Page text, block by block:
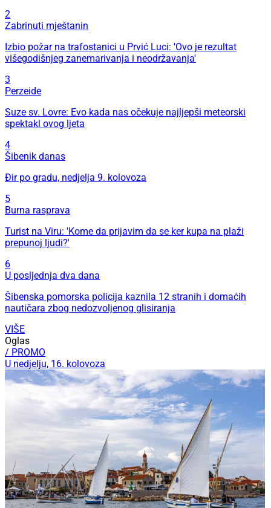
2
Zabrinuti mještanin
Izbio požar na trafostanici u Prvić Luci: 'Ovo je rezultat
višegodišnjeg zanemarivanja i neodržavanja'
3
Perzeide
Suze sv. Lovre: Evo kada nas očekuje najljepši meteorski
spektakl ovog ljeta
4
Šibenik danas
Đir po gradu, nedjelja 9. kolovoza
5
Burna rasprava
Turist na Viru: 'Kome da prijavim da se ker kupa na plaži
prepunoj ljudi?'
6
U posljednja dva dana
Šibenska pomorska policija kaznila 12 stranih i domaćih
nautičara zbog nedozvoljenog glisiranja
VIŠE
Oglas
/ PROMO
U nedjelju, 16. kolovoza